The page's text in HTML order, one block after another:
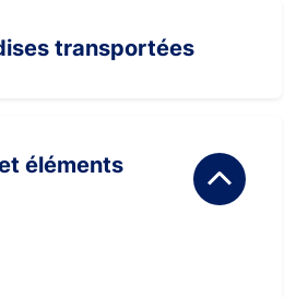
transportées